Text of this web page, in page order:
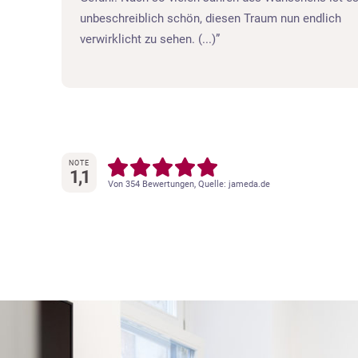
unbeschreiblich schön, diesen Traum nun endlich
verwirklicht zu sehen. (...)
NOTE
1,1 Von 354 Bewertungen, Quelle: jameda.de